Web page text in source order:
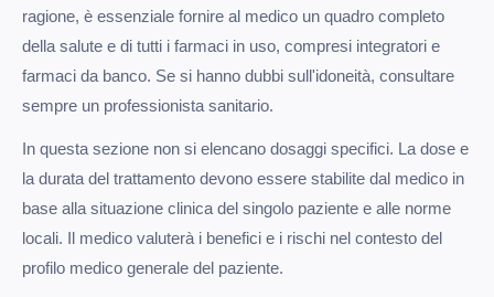
ragione, è essenziale fornire al medico un quadro completo
della salute e di tutti i farmaci in uso, compresi integratori e
farmaci da banco. Se si hanno dubbi sull'idoneità, consultare
sempre un professionista sanitario.
In questa sezione non si elencano dosaggi specifici. La dose e
la durata del trattamento devono essere stabilite dal medico in
base alla situazione clinica del singolo paziente e alle norme
locali. Il medico valuterà i benefici e i rischi nel contesto del
profilo medico generale del paziente.